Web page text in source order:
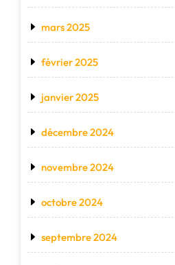
mars 2025
février 2025
janvier 2025
décembre 2024
novembre 2024
octobre 2024
septembre 2024